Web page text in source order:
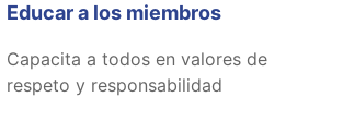
Educar a los miembros
Capacita a todos en valores de
respeto y responsabilidad